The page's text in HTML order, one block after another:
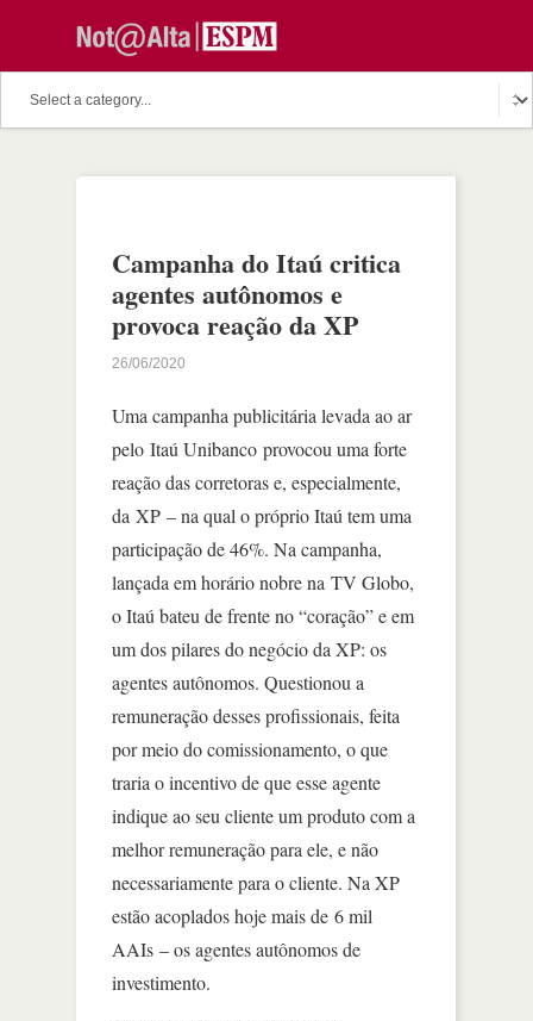
Campanha do Itaú critica
agentes autônomos e
provoca reação da XP
26/06/2020
Uma campanha publicitária levada ao ar
pelo Itaú Unibanco provocou uma forte
reação das corretoras e, especialmente,
da XP – na qual o próprio Itaú tem uma
participação de 46%. Na campanha,
lançada em horário nobre na TV Globo,
o Itaú bateu de frente no “coração” e em
um dos pilares do negócio da XP: os
agentes autônomos. Questionou a
remuneração desses profissionais, feita
por meio do comissionamento, o que
traria o incentivo de que esse agente
indique ao seu cliente um produto com a
melhor remuneração para ele, e não
necessariamente para o cliente. Na XP
estão acoplados hoje mais de 6 mil
AAIs – os agentes autônomos de
investimento.